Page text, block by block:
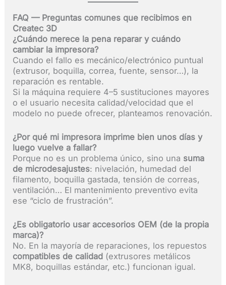
FAQ — Preguntas comunes que recibimos en
Createc 3D
¿Cuándo merece la pena reparar y cuándo
cambiar la impresora?
Cuando el fallo es mecánico/electrónico puntual
(extrusor, boquilla, correa, fuente, sensor…), la
reparación es rentable.
Si la máquina requiere 4–5 sustituciones mayores
o el usuario necesita calidad/velocidad que el
modelo no puede ofrecer, planteamos renovación.
¿Por qué mi impresora imprime bien unos días y
luego vuelve a fallar?
Porque no es un problema único, sino una suma
de microdesajustes: nivelación, humedad del
filamento, boquilla gastada, tensión de correas,
ventilación… El mantenimiento preventivo evita
ese “ciclo de frustración”.
¿Es obligatorio usar accesorios OEM (de la propia
marca)?
No. En la mayoría de reparaciones, los repuestos
compatibles de calidad (extrusores metálicos
MK8, boquillas estándar, etc.) funcionan igual.